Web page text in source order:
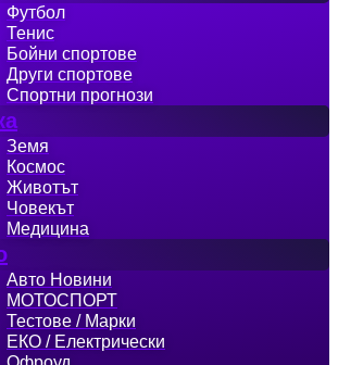
Футбол
Тенис
Бойни спортове
Други спортове
Спортни прогнози
Земя
Космос
Животът
Човекът
Медицина
Авто Новини
МОТОСПОРТ
Тестове / Марки
ЕКО / Електрически